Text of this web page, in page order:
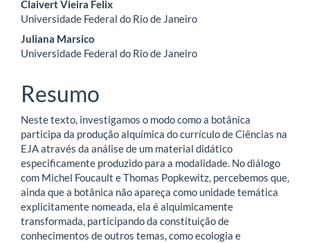
Conteúdo
do
artigo
principal
Claivert Vieira Felix
Universidade Federal do Rio de Janeiro
Juliana Marsico
Universidade Federal do Rio de Janeiro
Resumo
Neste texto, investigamos o modo como a botânica
participa da produção alquímica do currículo de Ciências na
EJA através da análise de um material didático
especificamente produzido para a modalidade. No diálogo
com Michel Foucault e Thomas Popkewitz, percebemos que,
ainda que a botânica não apareça como unidade temática
explicitamente nomeada, ela é alquimicamente
transformada, participando da constituição de
conhecimentos de outros temas, como ecologia e